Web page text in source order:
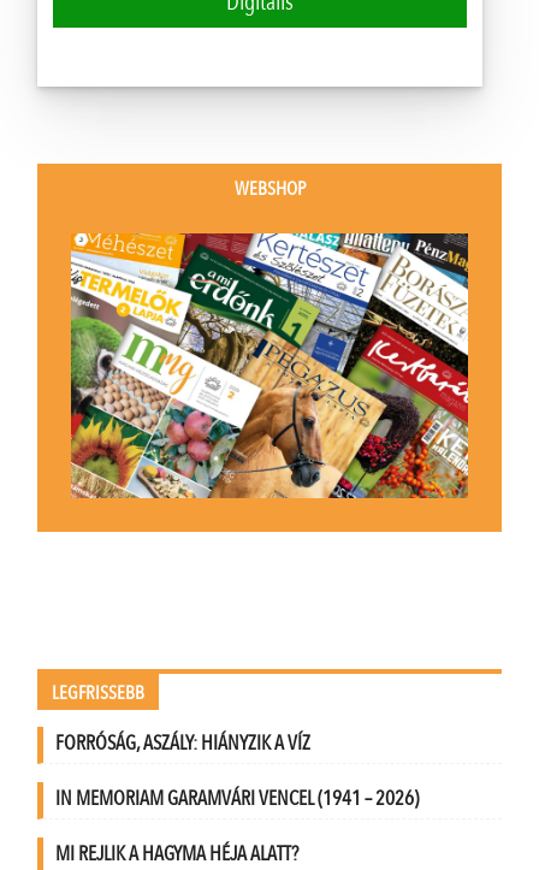
WEBSHOP
LEGFRISSEBB
FORRÓSÁG, ASZÁLY: HIÁNYZIK A VÍZ
IN MEMORIAM GARAMVÁRI VENCEL (1941 – 2026)
MI REJLIK A HAGYMA HÉJA ALATT?